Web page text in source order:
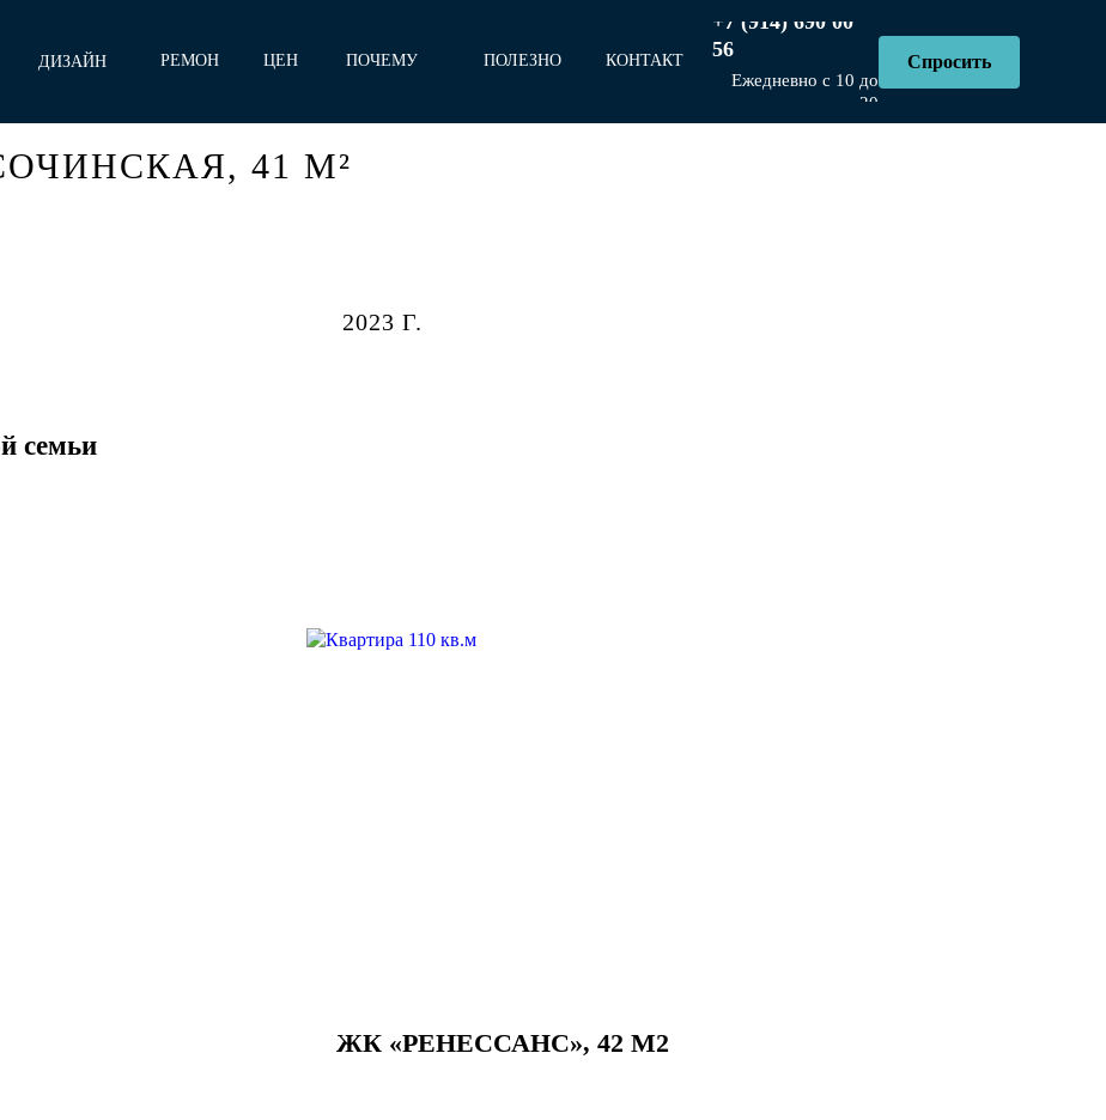
ДИЗАЙН
РЕМОН
ЦЕН
ПОЧЕМУ
ПОЛЕЗНО
КОНТАКТ
+7 (914) 690 00
56
Ежедневно с 10 до
20
Спросить
41 М²
2023 Г.
семьи
ЖК «РЕНЕССАНС», 42 М2